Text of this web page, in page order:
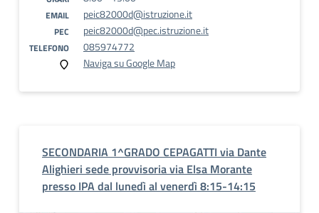
EMAIL peic82000d@istruzione.it
PEC peic82000d@pec.istruzione.it
TELEFONO
085974772
Naviga su Google Map
SECONDARIA 1^GRADO CEPAGATTI via Dante
Alighieri sede provvisoria via Elsa Morante
presso IPA dal lunedì al venerdì 8:15-14:15